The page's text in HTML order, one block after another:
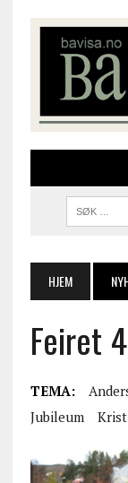
HJEM
Feiret
TEMA:
Jubileum